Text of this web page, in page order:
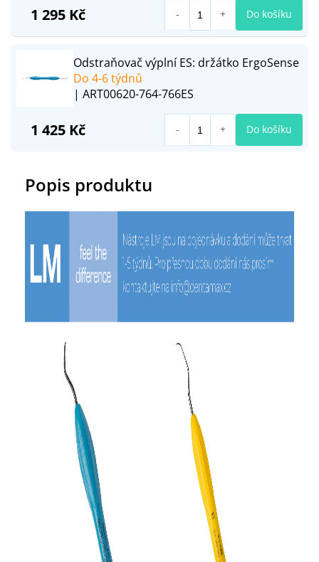
Popis produktu
1 295 Kč Do košíku
Odstraňovač výplní ES: držátko ErgoSense
Do 4-6 týdnů
| ART00620-764-766ES
1 425 Kč Do košíku